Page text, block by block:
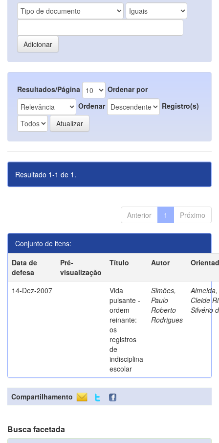
Resultados/Página
Ordenar por
Ordenar
Registro(s)
Resultado 1-1 de 1.
Anterior 1 Próximo
Conjunto de itens:
Data de
defesa
Pré-
visualização
Título Autor
14-Dez-2007
Vida
pulsante -
ordem
reinante:
os
registros
de
indisciplina
escolar
Simões,
Paulo
Roberto
Rodrigues
Almeida,
Cleide
Silvério
Compartilhamento
Busca facetada